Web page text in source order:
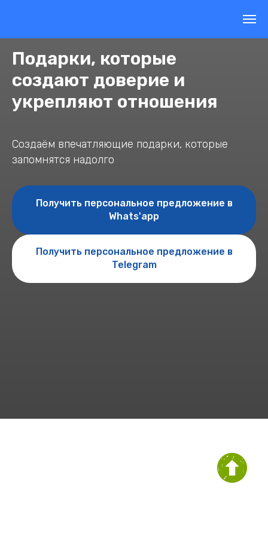
Подарки, которые
создают доверие и
укрепляют отношения
Создаём впечатляющие подарки, которые
запомнятся надолго
Получить персональное предложение в
Whats'app
Получить персональное предложение в
Telegram